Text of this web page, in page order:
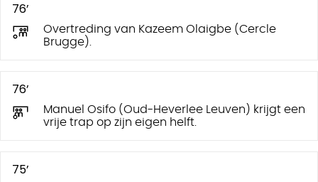
76’
Overtreding van Kazeem Olaigbe (Cercle
Brugge).
76’
Manuel Osifo (Oud-Heverlee Leuven) krijgt een
vrije trap op zijn eigen helft.
75’